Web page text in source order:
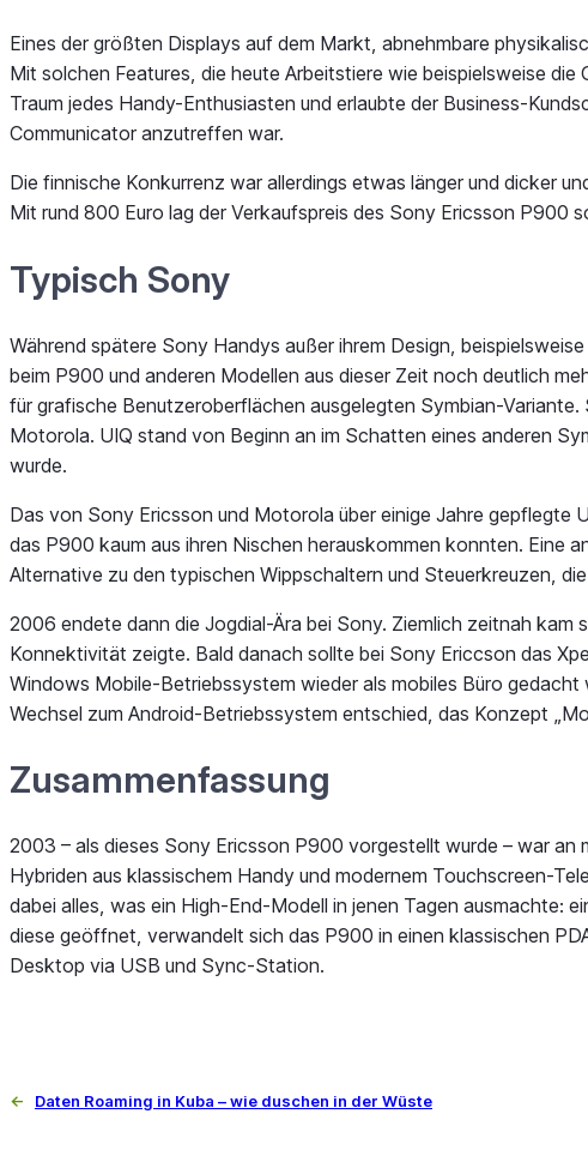
Eines der größten Displays auf dem Markt, abnehmbare
Mit solchen Features, die heute Arbeitstiere wie beispielsweise
Traum jedes Handy-Enthusiasten und erlaubte der Business-
Communicator anzutreffen war.
Die finnische Konkurrenz war allerdings etwas länger und dicker
Mit rund 800 Euro lag der Verkaufspreis des Sony Ericsson P900
Typisch Sony
Während spätere Sony Handys außer ihrem Design,
beim P900 und anderen Modellen aus dieser Zeit noch deutlich
für grafische Benutzeroberflächen ausgelegten Symbian-
Motorola. UIQ stand von Beginn an im Schatten eines anderen
wurde.
Das von Sony Ericsson und Motorola über einige Jahre
das P900 kaum aus ihren Nischen herauskommen konnten. Eine
Alternative zu den typischen Wippschaltern und Steuerkreuzen,
2006 endete dann die Jogdial-Ära bei Sony. Ziemlich zeitnah
Konnektivität zeigte. Bald danach sollte bei Sony Ericcson das
Windows Mobile-Betriebssystem wieder als mobiles Büro
Wechsel zum Android-Betriebssystem entschied, das Konzept
Zusammenfassung
2003 – als dieses Sony Ericsson P900 vorgestellt wurde – war
Hybriden aus klassischem Handy und modernem Touchscreen-
dabei alles, was ein High-End-Modell in jenen Tagen ausmachte:
diese geöffnet, verwandelt sich das P900 in einen klassischen
Desktop via USB und Sync-Station.
← Daten Roaming in Kuba – wie duschen in der Wüste